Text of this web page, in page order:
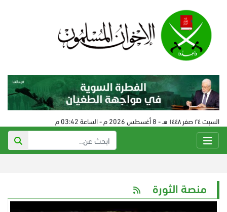
السبت ٢٤ صفر ١٤٤٨ هـ - 8 أغسطس 2026 م - الساعة 03:42 م
منصة الثورة